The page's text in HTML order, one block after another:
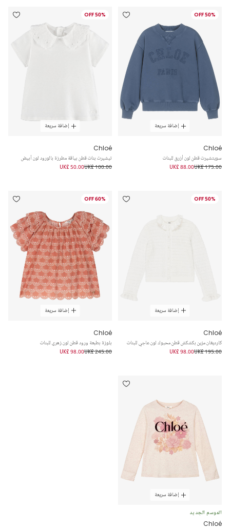
50% OFF
إضافة سريعة
Chloé
سويتشيرت قطن لون أزرق للبنات
UK£ 175.00
UK£ 88.00
50% OFF
إضافة سريعة
Chloé
تيشيرت بنات قطن بياقة مطرزة بالورود لون أبيض
UK£ 100.00
UK£ 50.00
50% OFF
إضافة سريعة
Chloé
كارديغان مزين بكشكش قطن محبوك لون عاجي للبنات
UK£ 195.00
UK£ 98.00
60% OFF
إضافة سريعة
Chloé
بلوزة بطبعة ورود قطن لون زهري للبنات
UK£ 245.00
UK£ 98.00
إضافة سريعة
الموسم الجديد
Chloé